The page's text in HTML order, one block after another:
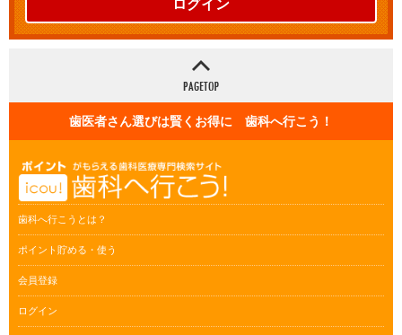
ログイン
歯医者さん選びは賢くお得に 歯科へ行こう！
歯科へ行こうとは？
ポイント貯める・使う
会員登録
ログイン